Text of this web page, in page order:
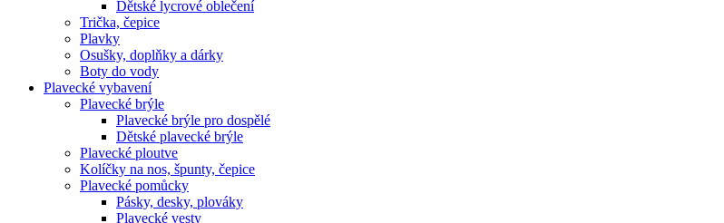
Dětské lycrové oblečení
Trička, čepice
Plavky
Osušky, doplňky a dárky
Boty do vody
Plavecké vybavení
Plavecké brýle
Plavecké brýle pro dospělé
Dětské plavecké brýle
Plavecké ploutve
Kolíčky na nos, špunty, čepice
Plavecké pomůcky
Pásky, desky, plováky
Plavecké vesty